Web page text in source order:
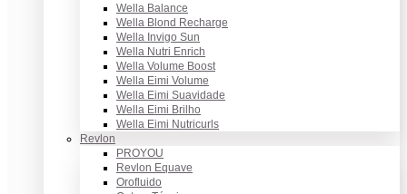
Wella Balance
Wella Blond Recharge
Wella Invigo Sun
Wella Nutri Enrich
Wella Volume Boost
Wella Eimi Volume
Wella Eimi Suavidade
Wella Eimi Brilho
Wella Eimi Nutricurls
Revlon
PROYOU
Revlon Equave
Orofluido